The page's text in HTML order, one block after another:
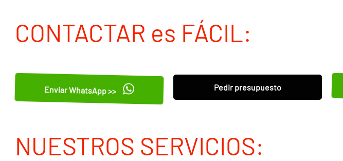
CONTACTAR es FÁCIL:
Enviar WhatsApp >> Pedir presupuesto
NUESTROS SERVICIOS: